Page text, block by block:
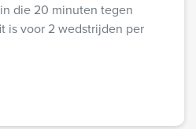
die 20 minuten tegen
is voor 2 wedstrijden per